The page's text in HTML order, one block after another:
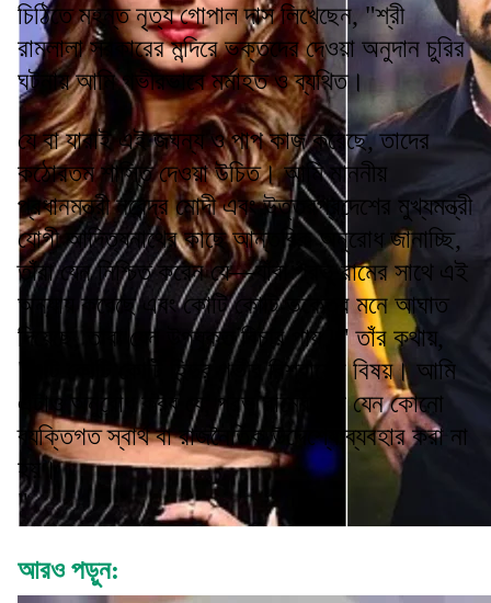
চিঠিতে মহন্ত নৃত্য গোপাল দাস লিখেছেন, "শ্রী
রামলালা সরকারের মন্দিরে ভক্তদের দেওয়া অনুদান চুরির
ঘটনায় আমি গভীরভাবে মর্মাহত ও ব্যথিত।
যে বা যারাই এই জঘন্য ও পাপ কাজ করেছে, তাদের
কঠোরতম শাস্তি দেওয়া উচিত। আমি মাননীয়
প্রধানমন্ত্রী নরেন্দ্র মোদী এবং উত্তরপ্রদেশের মুখ্যমন্ত্রী
যোগী আদিত্যনাথের কাছে আন্তরিক অনুরোধ জানাচ্ছি,
তাঁরা যেন নিশ্চিত করেন যে—যাঁরা প্রভু রামের সাথে এই
অন্যায় করেছে এবং কোটি কোটি ভক্তের মনে আঘাত
দিয়েছে, তারা যেন উপযুক্ত বিচার পায়।" তাঁর কথায়,
"এটি কোটি কোটি হিন্দুর গভীর বিশ্বাসের বিষয়। আমি
এটাও অনুরোধ করব যে, প্রভু রামের নাম যেন কোনো
ব্যক্তিগত স্বার্থ বা রাজনৈতিক উদ্দেশ্যে ব্যবহার করা না
হয়।
"
আরও পড়ুন: